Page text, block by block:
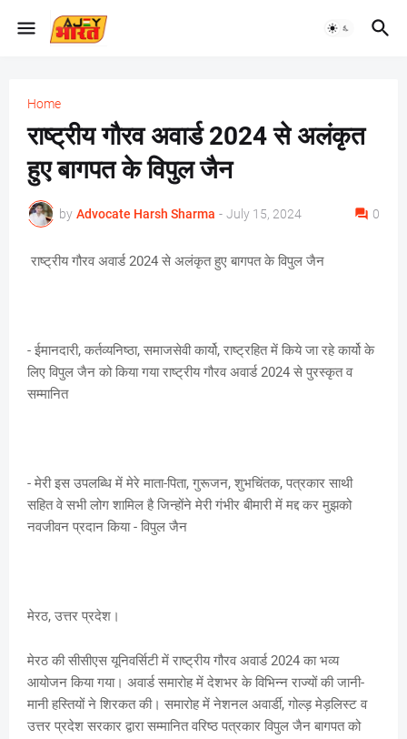
Home
राष्ट्रीय गौरव अवार्ड 2024 से अलंकृत
हुए बागपत के विपुल जैन
by Advocate Harsh Sharma - July 15, 2024 0
राष्ट्रीय गौरव अवार्ड 2024 से अलंकृत हुए बागपत के विपुल जैन
- ईमानदारी, कर्तव्यनिष्ठा, समाजसेवी कार्यो, राष्ट्रहित में किये जा रहे कार्यो के
लिए विपुल जैन को किया गया राष्ट्रीय गौरव अवार्ड 2024 से पुरस्कृत व
सम्मानित
- मेरी इस उपलब्धि में मेरे माता-पिता, गुरूजन, शुभचिंतक, पत्रकार साथी
सहित वे सभी लोग शामिल है जिन्होंने मेरी गंभीर बीमारी में मद्द कर मुझको
नवजीवन प्रदान किया - विपुल जैन
मेरठ, उत्तर प्रदेश।
मेरठ की सीसीएस यूनिवर्सिटी में राष्ट्रीय गौरव अवार्ड 2024 का भव्य
आयोजन किया गया। अवार्ड समारोह में देशभर के विभिन्न राज्यों की जानी-
मानी हस्तियों ने शिरकत की। समारोह में नेशनल अवार्डी, गोल्ड़ मेड़लिस्ट व
उत्तर प्रदेश सरकार द्वारा सम्मानित वरिष्ठ पत्रकार विपुल जैन बागपत को